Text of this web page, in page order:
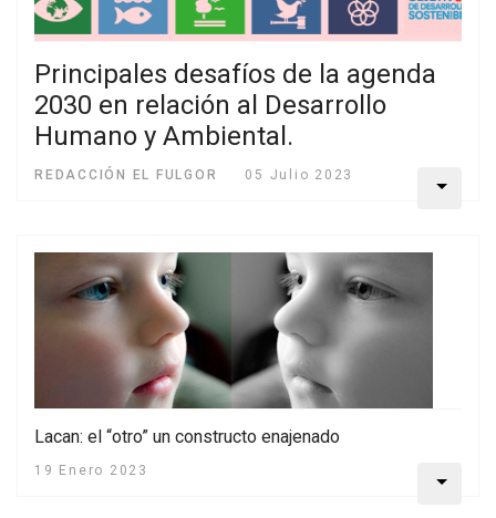
Principales desafíos de la agenda
2030 en relación al Desarrollo
Humano y Ambiental.
REDACCIÓN EL FULGOR 05 Julio 2023
Lacan: el “otro” un constructo enajenado
19 Enero 2023